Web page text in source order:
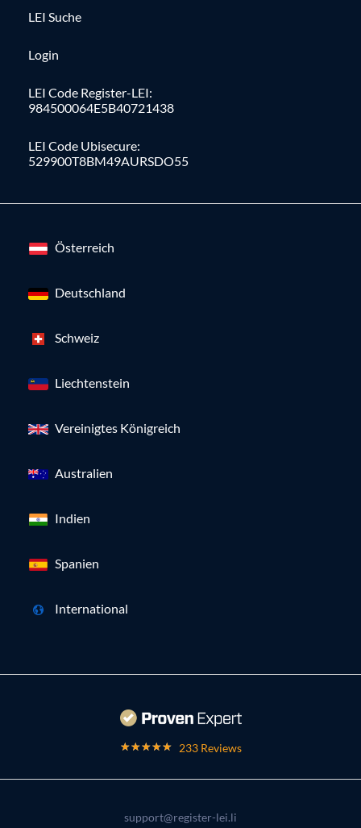
LEI Suche
Login
LEI Code Register-LEI:
984500064E5B40721438
LEI Code Ubisecure:
529900T8BM49AURSDO55
Österreich
Deutschland
Schweiz
Liechtenstein
Vereinigtes Königreich
Australien
Indien
Spanien
International
233 Reviews
support@register-lei.li